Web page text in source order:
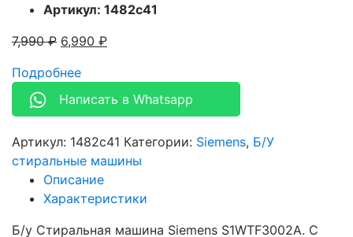
Артикул: 1482c41
7,990₽ 6,990 ₽
Подробнее
Написать в Whatsapp
Артикул: 1482c41 Категории: Siemens, Б/У
стиральные машины
Описание
Характеристики
Б/у Стиральная машина Siemens S1WTF3002A. С